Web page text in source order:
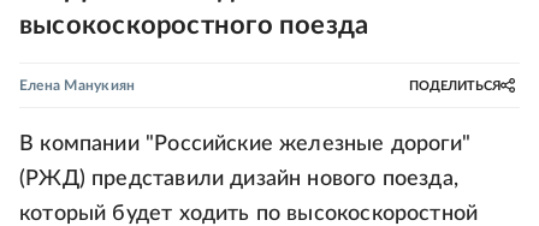
высокоскоростного поезда
Елена Манукиян ПОДЕЛИТЬСЯ
В компании "Российские железные дороги"
(РЖД) представили дизайн нового поезда,
который будет ходить по высокоскоростной